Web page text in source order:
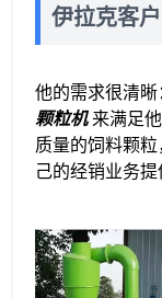
伊拉克客
他的需求很清
颗粒机来满足
质量的饲料颗
己的经销业务提